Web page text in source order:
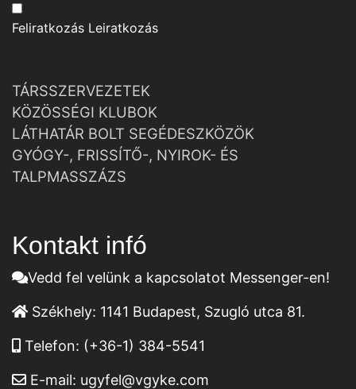
Feliratkozás Leiratkozás
TÁRSSZERVEZETEK
KÖZÖSSÉGI KLUBOK
LÁTHATÁR BOLT SEGÉDESZKÖZÖK
GYÓGY-, FRISSÍTŐ-, NYIROK- ÉS
TALPMASSZÁZS
Kontakt infó
Vedd fel velünk a kapcsolatot Messenger-en!
Székhely: 1141 Budapest, Szugló utca 81.
Telefon: (+36-1) 384-5541
E-mail: ugyfel@vgyke.com